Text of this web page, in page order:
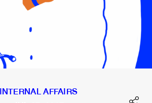
INTERNAL AFFAIRS